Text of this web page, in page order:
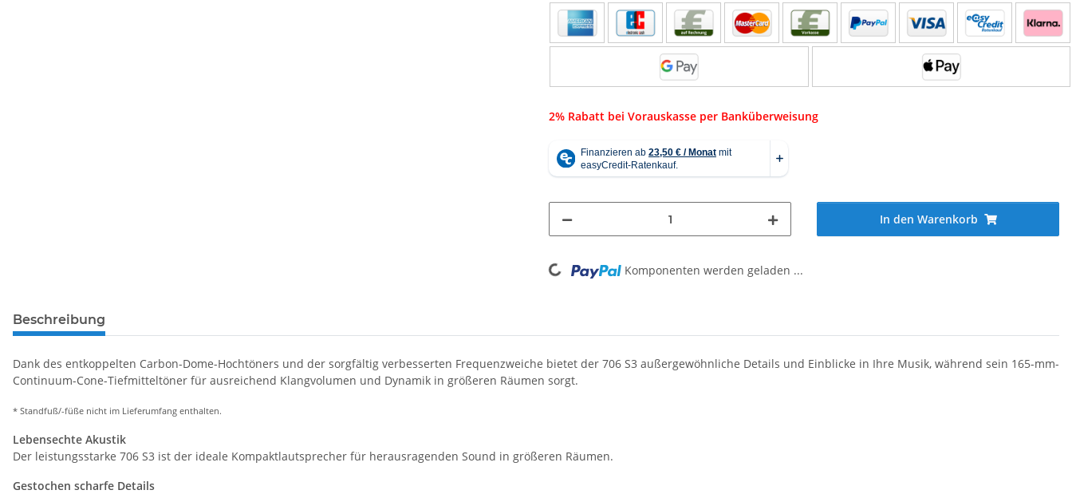
2% Rabatt bei Vorauskasse per Banküberweisung
In den Warenkorb
Loading... Komponenten werden geladen ...
Beschreibung
Dank des entkoppelten Carbon-Dome-Hochtöners und der sorgfältig verbesserten Frequenzweiche bietet der 706 S3 außergewöhnliche Details und Einblicke in Ihre Musik, während sein 165-mm-
Continuum-Cone-Tiefmitteltöner für ausreichend Klangvolumen und Dynamik in größeren Räumen sorgt.
* Standfuß/-füße nicht im Lieferumfang enthalten.
Lebensechte Akustik
Der leistungsstarke 706 S3 ist der ideale Kompaktlautsprecher für herausragenden Sound in größeren Räumen.
Gestochen scharfe Details